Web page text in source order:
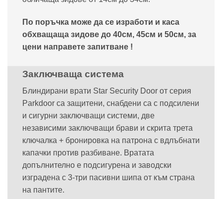
По поръчка може да се изработи и каса
обхващаща зидове до 40см, 45см и 50см, за
цени направете запитване !
Заключваща система
Блиндирани врати Star Security Door от серия
Parkdoor са защитени, снабдени са с подсилени
и сигурни заключващи системи, две
независими заключващи брави и скрита трета
ключалка + бронировка на патрона с вдлъбнати
капачки против разбиване. Вратата
допълнително е подсигурена и заводски
изградена с 3-три пасивни шипа от към страна
на пантите.